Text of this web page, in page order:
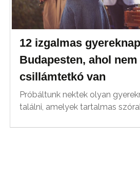
12 izgalmas
Budapesten, ahol
csillámtetkó van
Próbáltunk nektek olyan
találni, amelyek tartalmas